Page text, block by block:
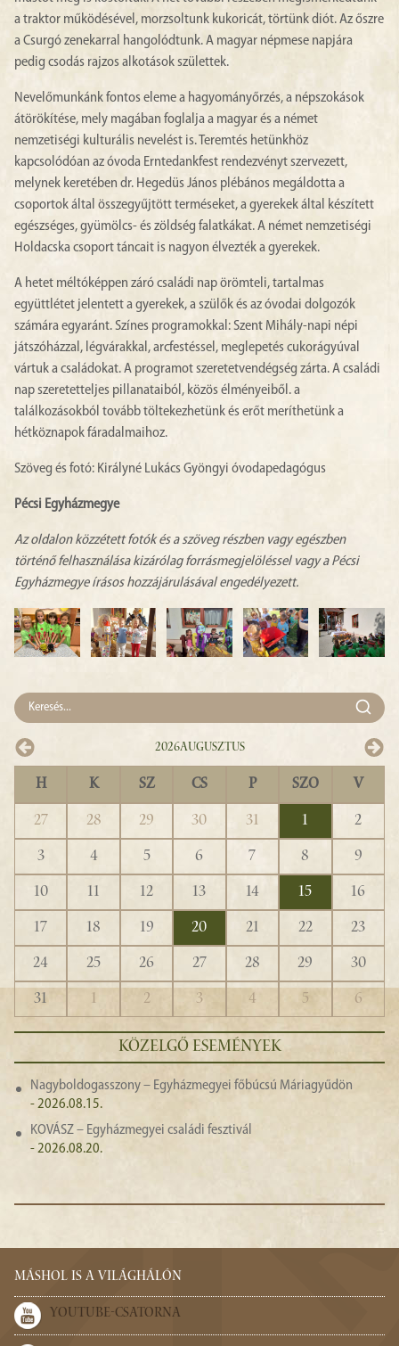
a traktor működésével, morzsoltunk kukoricát, törtünk diót. Az őszre
a Csurgó zenekarral hangolódtunk. A magyar népmese napjára
pedig csodás rajzos alkotások születtek.
Nevelőmunkánk fontos eleme a hagyományőrzés, a népszokások
átörökítése, mely magában foglalja a magyar és a német
nemzetiségi kulturális nevelést is. Teremtés hetünkhöz
kapcsolódóan az óvoda Erntedankfest rendezvényt szervezett,
melynek keretében dr. Hegedüs János plébános megáldotta a
csoportok által összegyűjtött terméseket, a gyerekek által készített
egészséges, gyümölcs- és zöldség falatkákat. A német nemzetiségi
Holdacska csoport táncait is nagyon élvezték a gyerekek.
A hetet méltóképpen záró családi nap örömteli, tartalmas
együttlétet jelentett a gyerekek, a szülők és az óvodai dolgozók
számára egyaránt. Színes programokkal: Szent Mihály-napi népi
játszóházzal, légvárakkal, arcfestéssel, meglepetés cukorágyúval
vártuk a családokat. A programot szeretetvendégség zárta. A családi
nap szeretetteljes pillanataiból, közös élményeiből. a
találkozásokból tovább töltekezhetünk és erőt meríthetünk a
hétköznapok fáradalmaihoz.
Szöveg és fotó: Királyné Lukács Gyöngyi óvodapedagógus
Pécsi Egyházmegye
Az oldalon közzétett fotók és a szöveg részben vagy egészben
történő felhasználása kizárólag forrásmegjelöléssel vagy a Pécsi
Egyházmegye írásos hozzájárulásával engedélyezett.
2026Augusztus
H K SZ CS P SZO V
27 28 29 30 31 1
2
3
4 5 6 7 8
9
10
11 12 13 14 15
16
17
18 19 20 21 22
23
24
25 26 27 28 29
30
31
1 2 3 4 5 6
KÖZELGŐ ESEMÉNYEK
Nagyboldogasszony – Egyházmegyei főbúcsú Máriagyűdön
- 2026.08.15.
KOVÁSZ – Egyházmegyei családi fesztivál
- 2026.08.20.
MÁSHOL IS A VILÁGHÁLÓN
YOUTUBE-CSATORNA